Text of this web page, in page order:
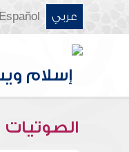
عربي Español
الصوتيات